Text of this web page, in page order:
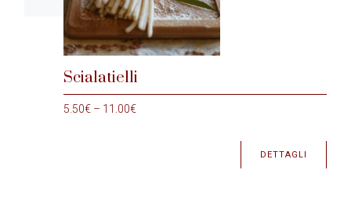
Scialatielli
5.50€ – 11.00€
DETTAGLI